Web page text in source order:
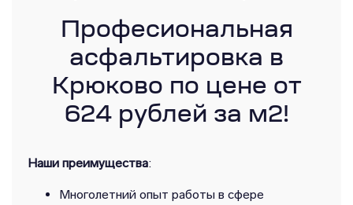
Професиональная
асфальтировка в
Крюково по цене от
624 рублей за м2!
Наши преимущества:
Многолетний опыт работы в сфере